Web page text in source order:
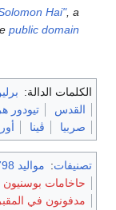
Hai", a
public domain
الكلمات الدالة:
القدس
تيودور
صربيا
ڤينا
تصنيفات: مواليد 1798
حاخامات بوسنيون
مدفونون في